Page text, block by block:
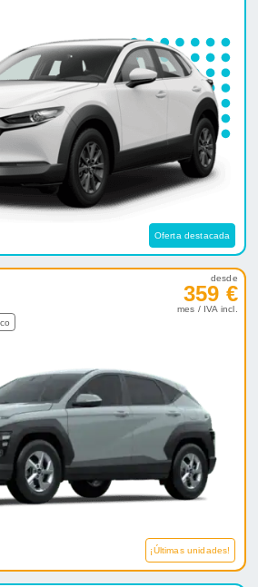
Oferta destacada
desde
359 €
mes / IVA incl.
¡Últimas unidades!